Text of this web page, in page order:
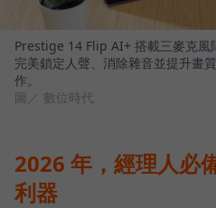
Prestige 14 Flip AI+ 搭載三麥克風
完美鎖定人聲、消除雜音並提升畫
作。
圖／ 數位時代
2026 年，經理人必
利器